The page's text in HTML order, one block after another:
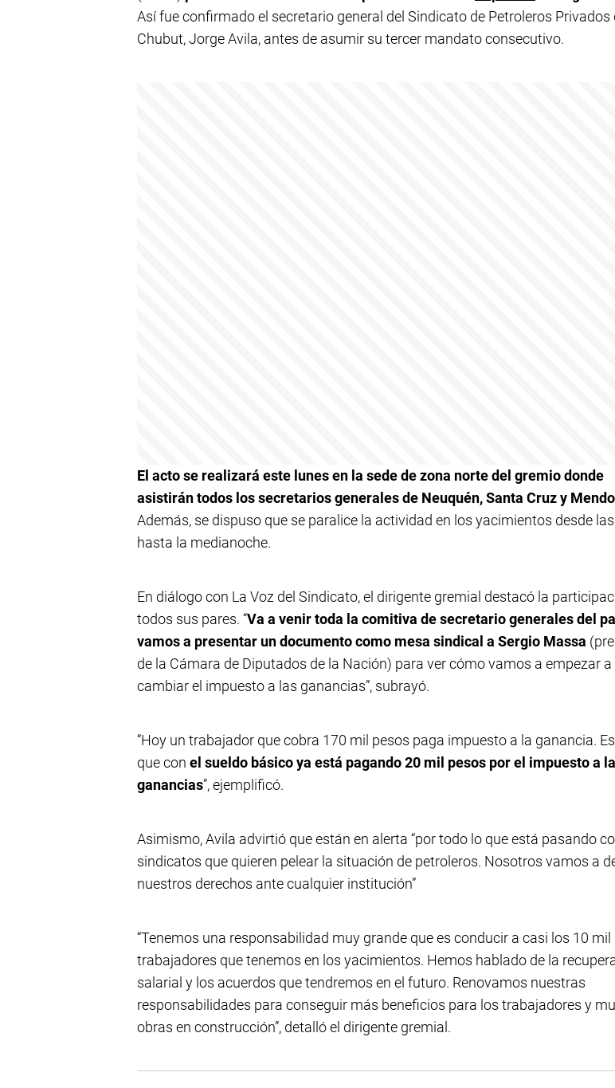
Así fue confirmado el secretario general del Sindicato de Petroleros Privados
Chubut, Jorge Avila, antes de asumir su tercer mandato consecutivo.
El acto se realizará este lunes en la sede de zona norte del gremio donde
asistirán todos los secretarios generales de Neuquén, Santa Cruz y
Además, se dispuso que se paralice la actividad en los yacimientos desde
hasta la medianoche.
En diálogo con La Voz del Sindicato, el dirigente gremial destacó la
todos sus pares. “Va a venir toda la comitiva de secretario generales del
vamos a presentar un documento como mesa sindical a Sergio Massa
de la Cámara de Diputados de la Nación) para ver cómo vamos a empezar a
cambiar el impuesto a las ganancias”, subrayó.
“Hoy un trabajador que cobra 170 mil pesos paga impuesto a la ganancia.
que con el sueldo básico ya está pagando 20 mil pesos por el impuesto a
ganancias”, ejemplificó.
Asimismo, Avila advirtió que están en alerta “por todo lo que está pasando
sindicatos que quieren pelear la situación de petroleros. Nosotros vamos a
nuestros derechos ante cualquier institución”
“Tenemos una responsabilidad muy grande que es conducir a casi los 10 mil
trabajadores que tenemos en los yacimientos. Hemos hablado de la
salarial y los acuerdos que tendremos en el futuro. Renovamos nuestras
responsabilidades para conseguir más beneficios para los trabajadores y
obras en construcción”, detalló el dirigente gremial.